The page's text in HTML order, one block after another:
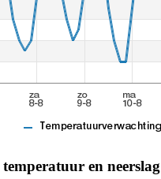
en neerslag